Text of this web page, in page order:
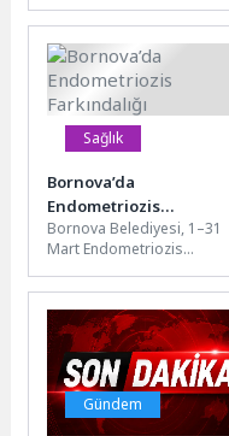
teknoloji günümüz dijital
dünyasında...
Sağlık
Bornova’da
Endometriozis
Farkındalığı
Bornova Belediyesi, 1–31
Mart Endometriozis
Yeşilova Höyüğü Ziyaretçi
Merkezi’nde “Adet Sancısı
Adetten...
Gündem